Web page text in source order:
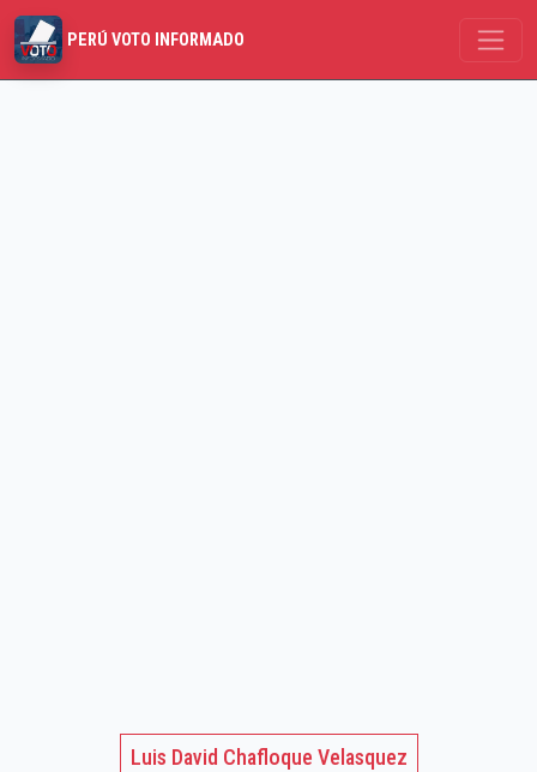
PERÚ VOTO INFORMADO
Luis David Chafloque Velasquez